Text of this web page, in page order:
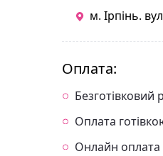
м. Ірпінь.
Оплата:
Безготівковий
Оплата
Онлайн оплата